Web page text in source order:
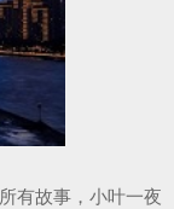
有故事，小叶一夜